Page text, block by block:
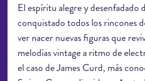
El espíritu alegre y desenfadado
conquistado todos los rincones
ver nacer nuevas figuras que
melodías vintage a ritmo de
el caso de James Curd, más